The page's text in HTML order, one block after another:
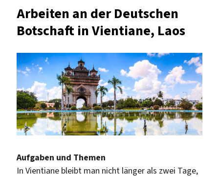
Arbeiten an der Deutschen
Botschaft in Vientiane, Laos
Aufgaben und Themen
In Vientiane bleibt man nicht länger als zwei Tage,